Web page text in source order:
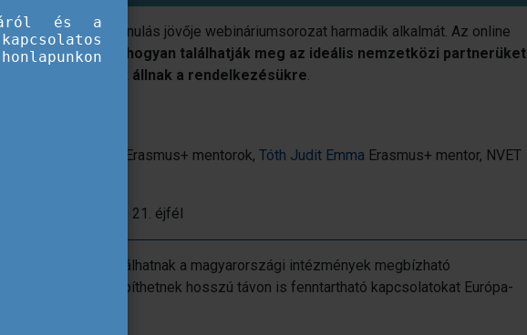
meghirdeti A tanulás jövője webináriumsorozat harmadik alkalmát. Az online
megtudhatják,
hogyan találhatják meg az ideális nemzetközi partnerüket
megoldások állnak a rendelkezésükre.
Erasmus+ mentorok, Tóth Judit Emma Erasmus+ mentor, NVET
2026. április 21. éjfél
hogy hogyan találhatnak a magyarországi intézmények megbízható
és hogyan építhetnek hosszú távon is fenntartható kapcsolatokat Európa-
és a